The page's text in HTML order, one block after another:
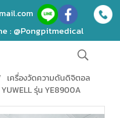
: @Pongpitmedical
เครื่องวัดความดันดิจิตอล
รุ่น YE8900A